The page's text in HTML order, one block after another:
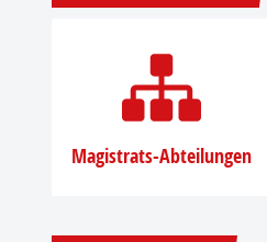
Magistrats-Abteilungen